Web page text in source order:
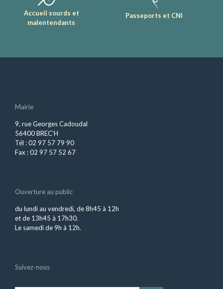
Accueil sourds et
malentendants
Passeports et CNI
Mairie
9, rue Georges Cadoudal
56400 BREC’H
Tél : 02 97 57 79 90
Fax : 02 97 57 52 67
Ouverture au public
du lundi au vendredi, de 8h45 à 12h
et de 13h45 à 17h30.
Le samedi de 9h à 12h.
Suivez-nous